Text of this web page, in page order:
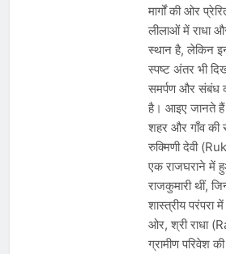
मार्गों की ओर
लीलाओं में राधा
स्थान है, लेकिन
स्पष्ट अंतर भी
समर्पण और संबंध
है। आइए जानते
शहर और गाँव की
रुक्मिणी देवी
एक राजघराने में
राजकुमारी थीं,
शास्त्रीय परंपरा
ओर, श्री राधा
ग्रामीण परिवेश